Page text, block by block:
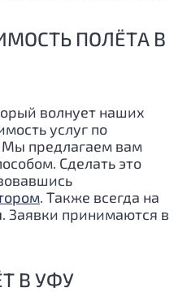
ПОЛЁТА В
волнует наших
услуг по
Мы предлагаем вам
Сделать это
. Также всегда на
принимаются в
В УФУ